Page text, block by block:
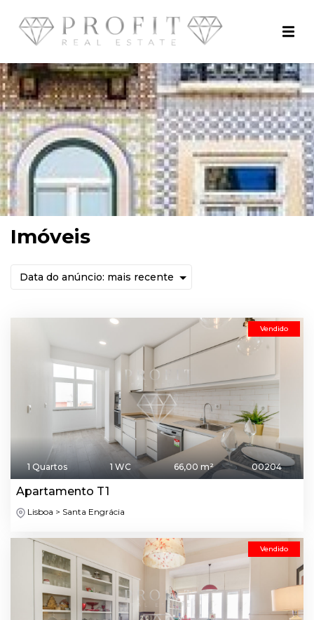
Imóveis
Vendido
1 Quartos 1 WC 66,00 m² 00204
Apartamento T1
Lisboa > Santa Engrácia
Vendido